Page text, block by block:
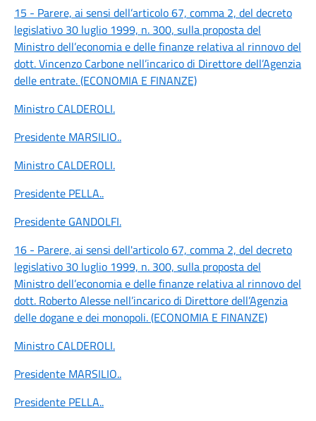
15 - Parere, ai sensi dell’articolo 67, comma 2, del decreto
legislativo 30 luglio 1999, n. 300, sulla proposta del
Ministro dell’economia e delle finanze relativa al rinnovo del
dott. Vincenzo Carbone nell’incarico di Direttore dell’Agenzia
delle entrate. (ECONOMIA E FINANZE)
Ministro CALDEROLI.
Presidente MARSILIO..
Ministro CALDEROLI.
Presidente PELLA..
Presidente GANDOLFI.
16 - Parere, ai sensi dell'articolo 67, comma 2, del decreto
legislativo 30 luglio 1999, n. 300, sulla proposta del
Ministro dell’economia e delle finanze relativa al rinnovo del
dott. Roberto Alesse nell’incarico di Direttore dell’Agenzia
delle dogane e dei monopoli. (ECONOMIA E FINANZE)
Ministro CALDEROLI.
Presidente MARSILIO..
Presidente PELLA..